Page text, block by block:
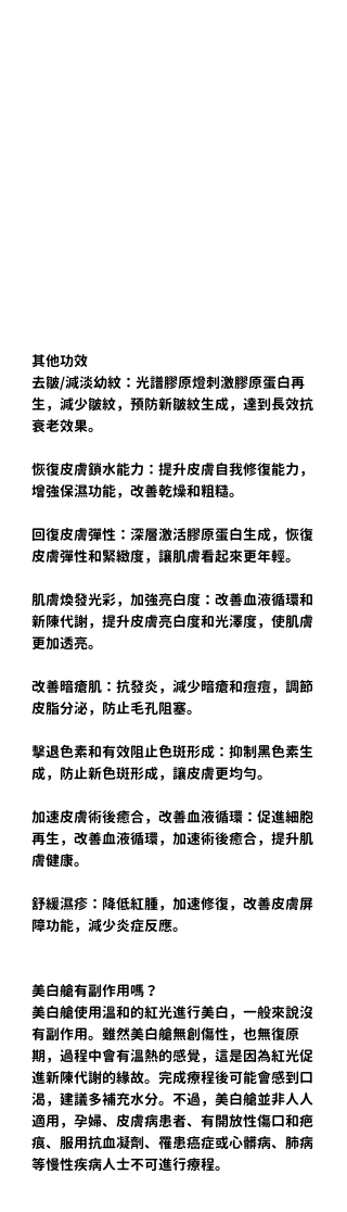
其他功效
去皺/減淡幼紋：光譜膠原燈刺激膠原蛋白再
生，減少皺紋，預防新皺紋生成，達到長效抗
衰老效果。
恢復皮膚鎖水能力：提升皮膚自我修復能力，
增強保濕功能，改善乾燥和粗糙。
回復皮膚彈性：深層激活膠原蛋白生成，恢復
皮膚彈性和緊緻度，讓肌膚看起來更年輕。
肌膚煥發光彩，加強亮白度：改善血液循環和
新陳代謝，提升皮膚亮白度和光澤度，使肌膚
更加透亮。
改善暗瘡肌：抗發炎，減少暗瘡和痘痘，調節
皮脂分泌，防止毛孔阻塞。
擊退色素和有效阻止色斑形成：抑制黑色素生
成，防止新色斑形成，讓皮膚更均勻。
加速皮膚術後癒合，改善血液循環：促進細胞
再生，改善血液循環，加速術後癒合，提升肌
膚健康。
舒緩濕疹：降低紅腫，加速修復，改善皮膚屏
障功能，減少炎症反應。
美白艙有副作用嗎？
美白艙使用溫和的紅光進行美白，一般來說沒
有副作用。雖然美白艙無創傷性，也無復原
期，過程中會有溫熱的感覺，這是因為紅光促
進新陳代謝的緣故。完成療程後可能會感到口
渴，建議多補充水分。不過，美白艙並非人人
適用，孕婦、皮膚病患者、有開放性傷口和疤
痕、服用抗血凝劑、罹患癌症或心髒病、肺病
等慢性疾病人士不可進行療程。